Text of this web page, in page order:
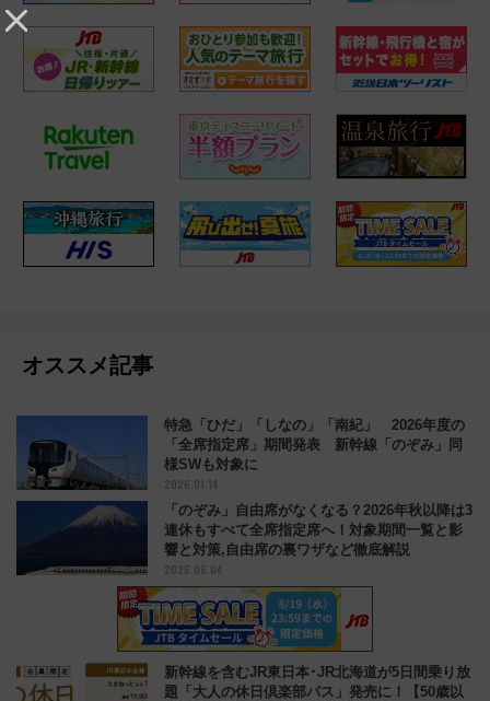
オススメ記事
特急「ひだ」「しなの」「南紀」 2026年度の
「全席指定席」期間発表 新幹線「のぞみ」同
様SWも対象に
2026.01.14
「のぞみ」自由席がなくなる？2026年秋以降は3
連休もすべて全席指定席へ！対象期間一覧と影
響と対策,自由席の裏ワザなど徹底解説
2026.06.04
新幹線を含むJR東日本･JR北海道が5日間乗り放
題「大人の休日倶楽部パス」発売に！【50歳以